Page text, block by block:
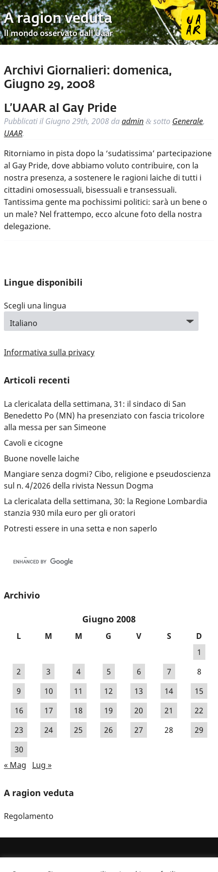
A ragion veduta
Il mondo osservato dall’Uaar
Archivi Giornalieri: domenica,
Giugno 29, 2008
L’UAAR al Gay Pride
Pubblicati ilGiugno 29th, 2008 daadmin & sotto Generale,
UAAR.
Ritorniamo in pista dopo la ‘sudatissima’ partecipazione
al Gay Pride, dove abbiamo voluto contribuire, con la
nostra presenza, a sostenere le ragioni laiche di tutti i
cittadini omosessuali, bisessuali e transessuali.
Tantissima gente ma pochissimi politici: sarà un bene o
un male? Nel frattempo, ecco alcune foto della nostra
delegazione.
Lingue disponibili
Scegli una lingua
Informativa sulla privacy
Articoli recenti
La clericalata della settimana, 31: il sindaco di San
Benedetto Po (MN) ha presenziato con fascia tricolore
alla messa per san Simeone
Cavoli e cicogne
Buone novelle laiche
Mangiare senza dogmi? Cibo, religione e pseudoscienza
sul n. 4/2026 della rivista Nessun Dogma
La clericalata della settimana, 30: la Regione Lombardia
stanzia 930 mila euro per gli oratori
Potresti essere in una setta e non saperlo
Archivio
Giugno 2008
L M M G V S
D
1
2
3 4 5 6 7
8
9
10 11 12 13 14
15
16
17 18 19 20 21
22
23
24 25 26 27 28
29
30
« Mag
Lug »
A ragion veduta
Regolamento